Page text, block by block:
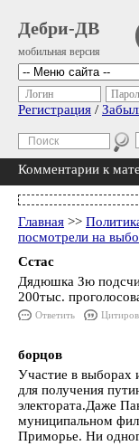
Дебри-ДВ
мобильная версия
Логин
Регистрация /
Комментарии к
Главная >>
посмотрели на
Сстас
Дядюшка Зю
200тыс.
Ответить
борцов
Участие в
для получения
электората.Даже
муниципальном
Приморье. Ни